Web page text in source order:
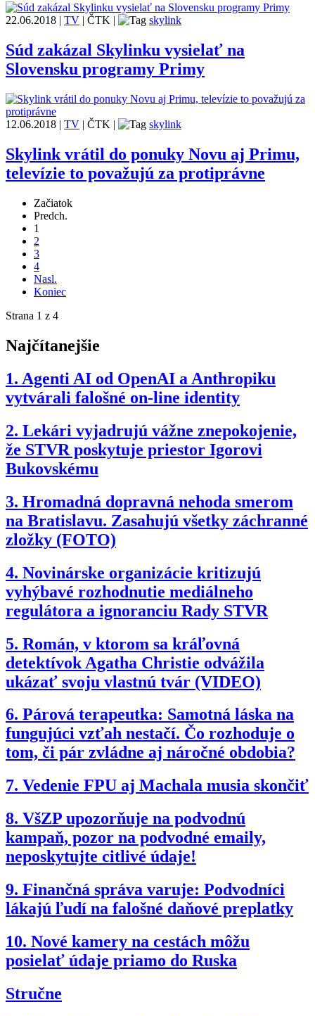
22.06.2018 | TV | ČTK | skylink
Súd zakázal Skylinku vysielať na
Slovensku programy Primy
12.06.2018 | TV | ČTK | skylink
Skylink vrátil do ponuky Novu aj Primu,
televízie to považujú za protiprávne
Začiatok
Predch.
1
2
3
4
Nasl.
Koniec
Strana 1 z 4
Najčítanejšie
1. Agenti AI od OpenAI a Anthropiku
vytvárali falošné on-line identity
2. Lekári vyjadrujú vážne znepokojenie,
že STVR poskytuje priestor Igorovi
Bukovskému
3. Hromadná dopravná nehoda smerom
na Bratislavu. Zasahujú všetky záchranné
zložky (FOTO)
4. Novinárske organizácie kritizujú
vyhýbavé rozhodnutie mediálneho
regulátora a ignoranciu Rady STVR
5. Román, v ktorom sa kráľovná
detektívok Agatha Christie odvážila
ukázať svoju vlastnú tvár (VIDEO)
6. Párová terapeutka: Samotná láska na
fungujúci vzťah nestačí. Čo rozhoduje o
tom, či pár zvládne aj náročné obdobia?
7. Vedenie FPU aj Machala musia skončiť
8. VšZP upozorňuje na podvodnú
kampaň, pozor na podvodné emaily,
neposkytujte citlivé údaje!
9. Finančná správa varuje: Podvodníci
lákajú ľudí na falošné daňové preplatky
10. Nové kamery na cestách môžu
posielať údaje priamo do Ruska
Stručne